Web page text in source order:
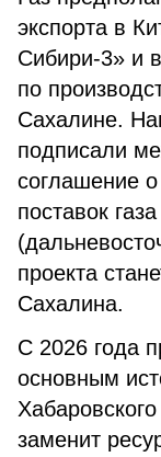
экспорта в
Сибири-3» и
по
Сахалине.
подписали
соглашение
поставок
проекта
Сахалина.
С 2026 года
основным
заменит